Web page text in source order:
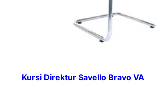
Kursi Direktur Savello Bravo VA